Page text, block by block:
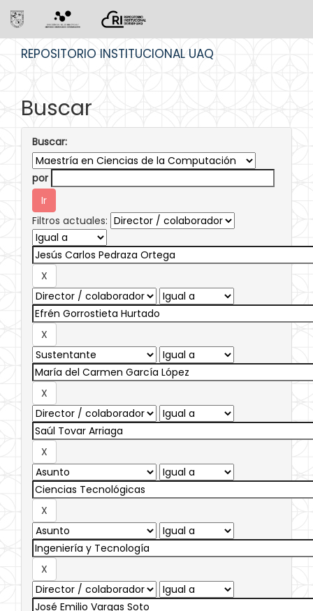
REPOSITORIO INSTITUCIONAL UAQ
Buscar
Buscar:
por
Filtros actuales: